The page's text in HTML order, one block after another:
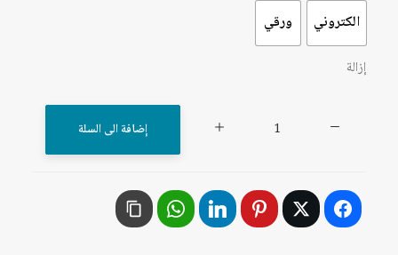
الكتروني ورقي
إزالة
العربي
العدد
إضافة الى السلة